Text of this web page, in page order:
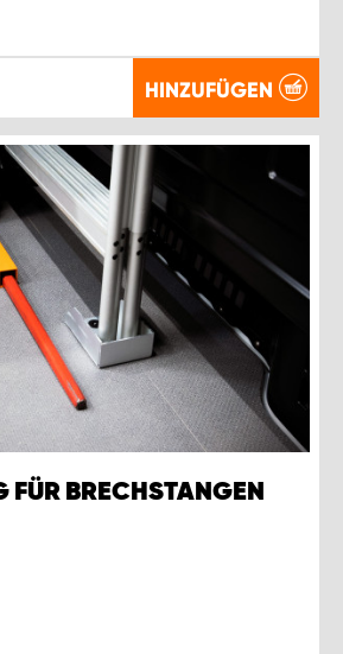
HINZUFÜGEN
FÜR BRECHSTANGEN